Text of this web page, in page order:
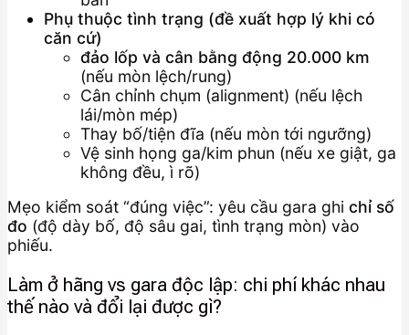
Phụ thuộc tình trạng (đề xuất hợp lý khi có
căn cứ)
đảo lốp và cân bằng động 20.000 km
(nếu mòn lệch/rung)
Cân chỉnh chụm (alignment) (nếu lệch
lái/mòn mép)
Thay bố/tiện đĩa (nếu mòn tới ngưỡng)
Vệ sinh họng ga/kim phun (nếu xe giật, ga
không đều, ì rõ)
Mẹo kiểm soát “đúng việc”: yêu cầu gara ghi chỉ số
đo (độ dày bố, độ sâu gai, tình trạng mòn) vào
phiếu.
Làm ở hãng vs gara độc lập: chi phí khác nhau
thế nào và đổi lại được gì?